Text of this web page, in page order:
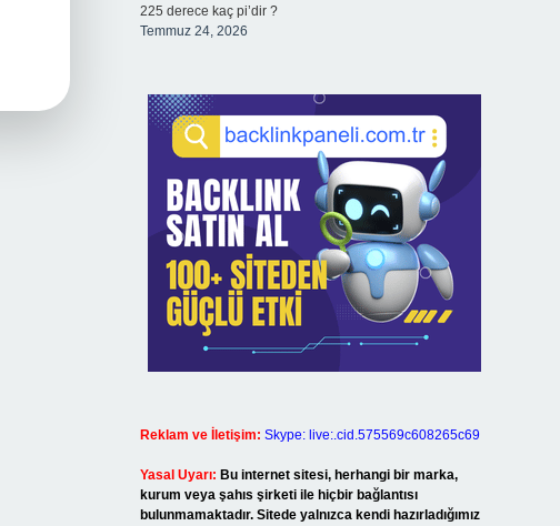
225 derece kaç pi’dir ?
Temmuz 24, 2026
Reklam ve İletişim: Skype: live:.cid.575569c608265c69
Yasal Uyarı: Bu internet sitesi, herhangi bir marka,
kurum veya şahıs şirketi ile hiçbir bağlantısı
bulunmamaktadır. Sitede yalnızca kendi hazırladığımız